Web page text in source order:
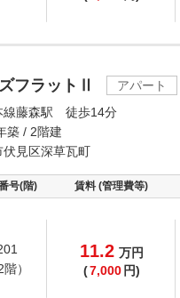
フラットⅡ
アパート
線藤森駅 徒歩14分
築 / 2階建
伏見区深草瓦町
号(階) 賃料 (管理費等)
階）
11.2 万円
(7,000 円)